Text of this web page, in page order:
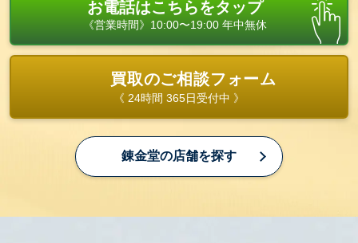
お電話はこちらをタップ
《営業時間》10:00〜19:00 年中無休
買取のご相談フォーム
《 24時間 365日受付中 》
錬金堂の店舗を探す